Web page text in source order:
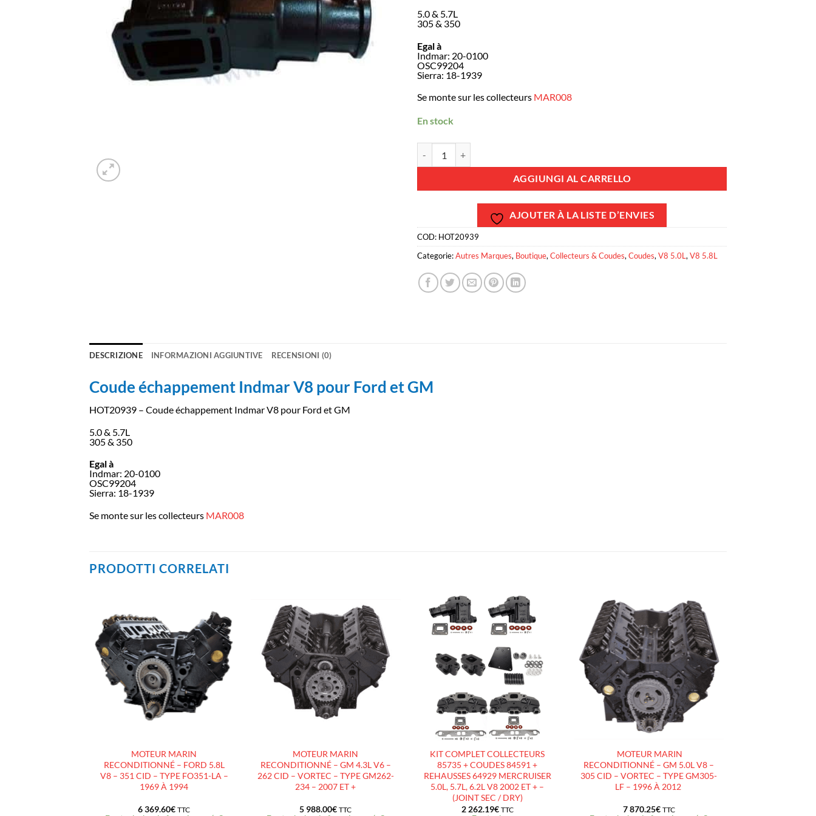
5.0 & 5.7L
305 & 350
Egal à
Indmar: 20-0100
OSC99204
Sierra: 18-1939
Se monte sur les collecteurs MAR008
En stock
AGGIUNGI AL CARRELLO
AJOUTER À LA LISTE D’ENVIES
COD: HOT20939
Categorie:Autres Marques, Boutique, Collecteurs & Coudes, Coudes, V8 5.0L , V8 5.8L
DESCRIZIONE INFORMAZIONI AGGIUNTIVE RECENSIONI (0)
Coude échappement Indmar V8 pour Ford et GM
HOT20939 – Coude échappement Indmar V8 pour Ford et GM
5.0 & 5.7L
305 & 350
Egal à
Indmar: 20-0100
OSC99204
Sierra: 18-1939
Se monte sur les collecteurs MAR008
PRODOTTI CORRELATI
AJOUTER
À LA
LISTE
D’ENVIES
MOTEUR MARIN
RECONDITIONNÉ – FORD 5.8L
V8 – 351 CID – TYPE FO351-LA –
1969 À 1994
6 369.60€ TTC
AJOUTER
À LA
LISTE
D’ENVIES
MOTEUR MARIN
RECONDITIONNÉ – GM 4.3L V6 –
262 CID – VORTEC – TYPE GM262-
234 – 2007 ET +
5 988.00€ TTC
AJOUTER
À LA
D’ENVIES
KIT COMPLET COLLECTEURS
85735 + COUDES 84591 +
REHAUSSES 64929 MERCRUISER
5.0L, 5.7L, 6.2L V8 2002 ET + –
(JOINT SEC / DRY)
2 262.19€ TTC
AJOUTER
À LA
LISTE
D’ENVIES
MOTEUR MARIN
RECONDITIONNÉ – GM 5.0L V8 –
305 CID – VORTEC – TYPE GM305-
LF – 1996 À 2012
7 870.25€ TTC